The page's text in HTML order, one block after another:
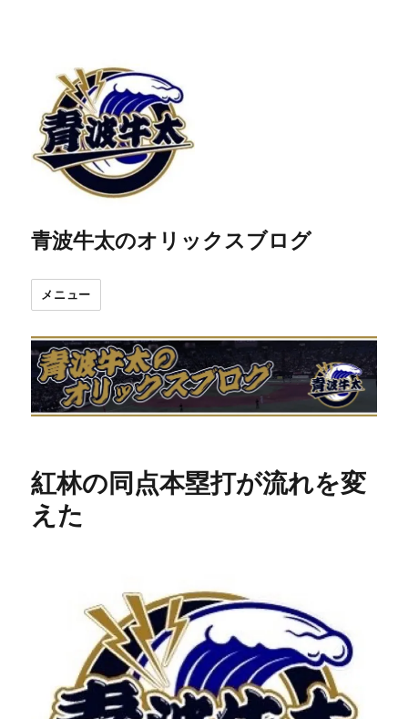
青波牛太のオリックスブログ
メニュー
紅林の同点本塁打が流れを変
えた